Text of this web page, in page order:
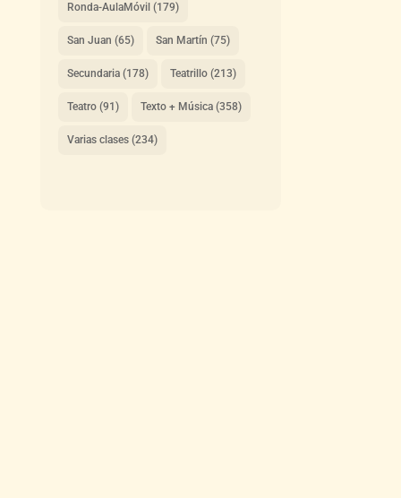
Ronda-AulaMóvil (179)
San Juan (65) San Martín (75)
Secundaria(178) Teatrillo(213)
Teatro(91) Texto + Música(358)
Varias clases(234)